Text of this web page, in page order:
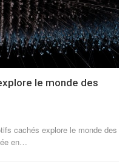
le monde des
cachés explore le monde des
en…